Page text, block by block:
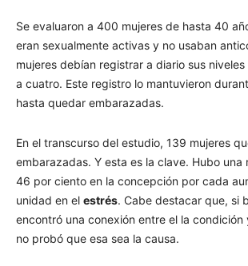
Se evaluaron a 400 mujeres de hasta 40
eran sexualmente activas y no usaban
mujeres debían registrar a diario sus niveles
a cuatro. Este registro lo mantuvieron
hasta quedar embarazadas.
En el transcurso del estudio, 139 mujeres
embarazadas. Y esta es la clave. Hubo una
46 por ciento en la concepción por cada
unidad en el estrés. Cabe destacar que, si
encontró una conexión entre el la condición
no probó que esa sea la causa.